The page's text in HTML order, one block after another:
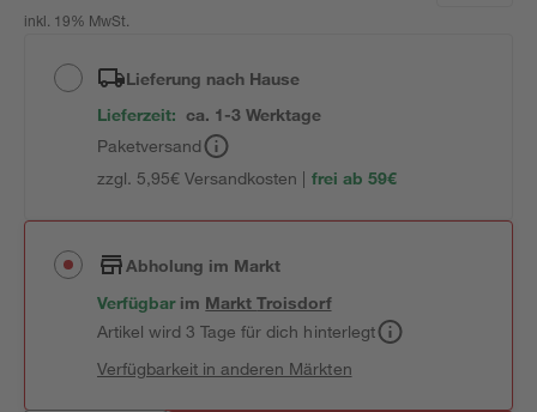
inkl. 19% MwSt.
Lieferung nach Hause
Lieferzeit: ca. 1-3 Werktage
Paketversand
zzgl. 5,95€ Versandkosten | frei ab 59€
Abholung im Markt
Verfügbar im MarktTroisdorf
Artikel wird 3 Tage für dich hinterlegt
Verfügbarkeit in anderen Märkten